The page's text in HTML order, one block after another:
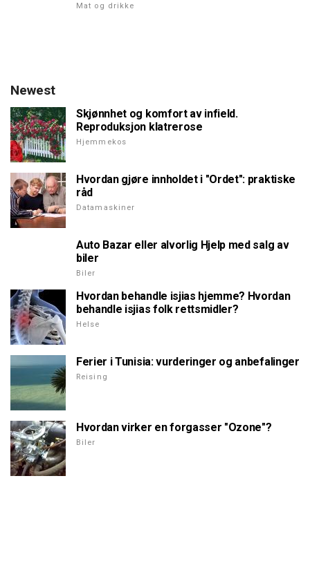
Mat og drikke
Newest
Skjønnhet og komfort av infield.
Reproduksjon klatrerose
Hjemmekos
Hvordan gjøre innholdet i "Ordet": praktiske
råd
Datamaskiner
Auto Bazar eller alvorlig Hjelp med salg av
biler
Biler
Hvordan behandle isjias hjemme? Hvordan
behandle isjias folk rettsmidler?
Helse
Ferier i Tunisia: vurderinger og anbefalinger
Reising
Hvordan virker en forgasser "Ozone"?
Biler